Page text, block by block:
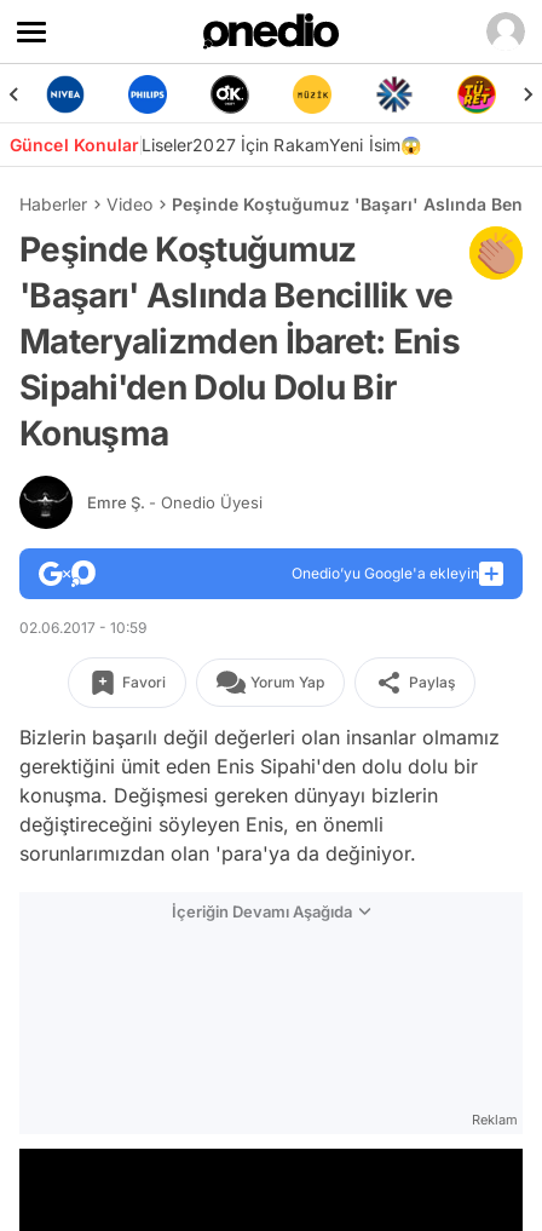
Güncel KonularLiseler2027 İçin RakamYeni İsim😱
Haberler Video Peşinde Koştuğumuz 'Başarı' Aslında
Peşinde Koştuğumuz
'Başarı' Aslında Bencillik ve
Materyalizmden İbaret: Enis
Sipahi'den Dolu Dolu Bir
Konuşma
Emre Ş. - Onedio Üyesi
Onedio’yu Google'a ekleyin
02.06.2017 - 10:59
Favori Yorum Yap Paylaş
Bizlerin başarılı değil değerleri olan insanlar olmamız
gerektiğini ümit eden Enis Sipahi'den dolu dolu bir
konuşma. Değişmesi gereken dünyayı bizlerin
değiştireceğini söyleyen Enis, en önemli
sorunlarımızdan olan 'para'ya da değiniyor.
İçeriğin Devamı Aşağıda
Reklam